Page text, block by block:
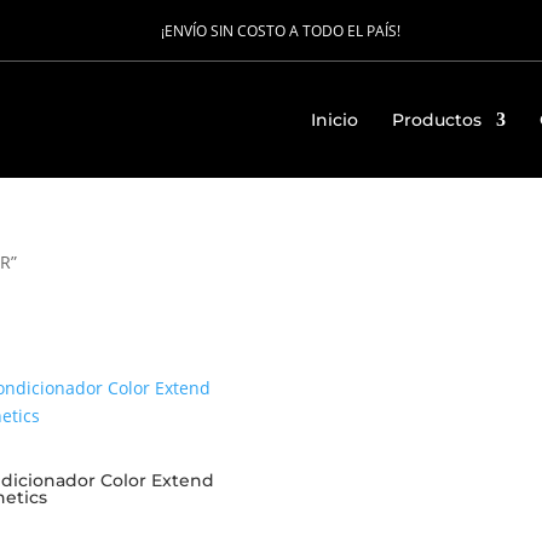
¡ENVÍO SIN COSTO A TODO EL PAÍS!
Inicio Productos
Color Extend